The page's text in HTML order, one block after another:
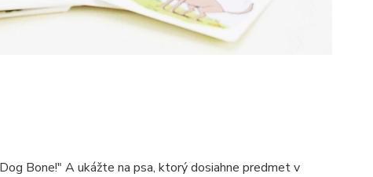
Bone!" A ukážte na psa, ktorý dosiahne predmet v